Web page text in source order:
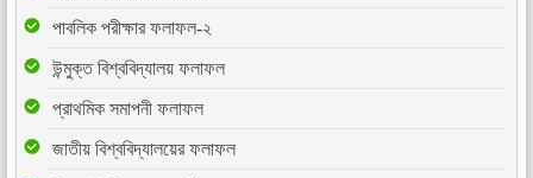
পাবলিক পরীক্ষার ফলাফল-২
উন্মুক্ত বিশ্ববিদ্যালয় ফলাফল
প্রাথমিক সমাপনী ফলাফল
জাতীয় বিশ্ববিদ্যালয়ের ফলাফল